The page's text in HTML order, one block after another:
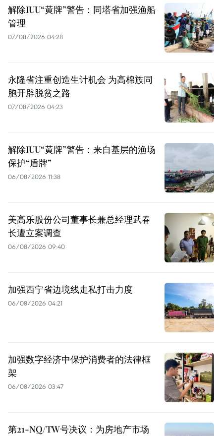
解除IUU“黄牌”警告：同塔省加强渔船
管理
07/08/2026 04:28
永隆省注重创造生计机会 为高棉族同
胞开辟脱贫之路
07/08/2026 04:23
解除IUU“黄牌”警告：来自基层的渔场
保护“盾牌”
06/08/2026 11:38
美高乐股份公司董事长兼总经理武春
长遭立案调查
06/08/2026 09:40
加强西宁省边境线走私打击力度
06/08/2026 04:21
加强数字经济中保护消费者的法律框
架
06/08/2026 03:47
第21-NQ/TW号决议：为房地产市场